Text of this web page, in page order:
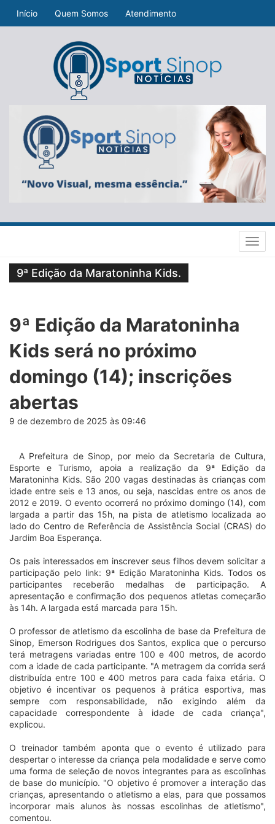
Início Quem Somos Atendimento
9ª Edição da Maratoninha Kids.
9ª Edição da Maratoninha
Kids será no próximo
domingo (14); inscrições
abertas
9 de dezembro de 2025 às 09:46
A Prefeitura de Sinop, por meio da Secretaria de Cultura,
Esporte e Turismo, apoia a realização da 9ª Edição da
Maratoninha Kids. São 200 vagas destinadas às crianças com
idade entre seis e 13 anos, ou seja, nascidas entre os anos de
2012 e 2019. O evento ocorrerá no próximo domingo (14), com
largada a partir das 15h, na pista de atletismo localizada ao
lado do Centro de Referência de Assistência Social (CRAS) do
Jardim Boa Esperança.
Os pais interessados em inscrever seus filhos devem solicitar a
participação pelo link: 9ª Edição Maratoninha Kids. Todos os
participantes receberão medalhas de participação. A
apresentação e confirmação dos pequenos atletas começarão
às 14h. A largada está marcada para 15h.
O professor de atletismo da escolinha de base da Prefeitura de
Sinop, Emerson Rodrigues dos Santos, explica que o percurso
terá metragens variadas entre 100 e 400 metros, de acordo
com a idade de cada participante. "A metragem da corrida será
distribuída entre 100 e 400 metros para cada faixa etária. O
objetivo é incentivar os pequenos à prática esportiva, mas
sempre com responsabilidade, não exigindo além da
capacidade correspondente à idade de cada criança",
explicou.
O treinador também aponta que o evento é utilizado para
despertar o interesse da criança pela modalidade e serve como
uma forma de seleção de novos integrantes para as escolinhas
de base do município. "O objetivo é promover a interação das
crianças, apresentando o atletismo a elas, para que possamos
incorporar mais alunos às nossas escolinhas de atletismo",
comentou.